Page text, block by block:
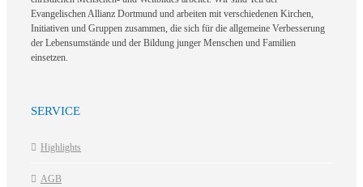
Evangelischen Allianz Dortmund und arbeiten mit verschiedenen Kirchen,
Initiativen und Gruppen zusammen, die sich für die allgemeine Verbesserung
der Lebensumstände und der Bildung junger Menschen und Familien
einsetzen.
SERVICE
Highlights
AGB